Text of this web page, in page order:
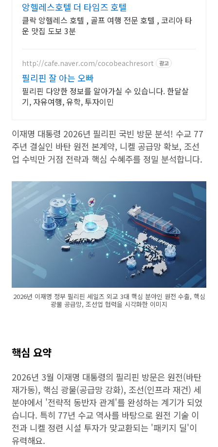
앙헬레스호텔 더 타임즈 호텔
클락 앙헬레스 호텔 , 골프 여행 전문 호텔 , 코리아 타
운 맛집 도보 3분
http://cafe.naver.com/cocobeachresort 광고
필리핀 잘 아는 오빠
필리핀 다양한 정보를 알아가실 수 있습니다. 한달살
기, 자유여행, 유학, 투자이민
이재명 대통령 2026년 필리핀 국빈 방문 분석! 수교 77
주년 결실인 바탄 원전 본계약, 니켈 공급망 확보, 조선
업 수빅만 거점 전략과 핵심 수혜주를 정밀 분석합니다.
2026년 이재명 정부 필리핀 세일즈 외교 3대 핵심 분야인 원전 수출, 핵심
광물 공급망, 조선업 협력을 시각화한 이미지
핵심 요약
2026년 3월 이재명 대통령의 필리핀 방문은 원전(바탄
재가동), 핵심 광물(공급망 강화), 조선(인프라 재건) 세
분야에서 '전략적 동반자 관계'를 완성하는 계기가 되었
습니다. 특히 77년 수교 역사를 바탕으로 원전 기술 이
전과 니켈 정련 시설 투자가 맞교환되는 '패키지 딜'이
유력해요.